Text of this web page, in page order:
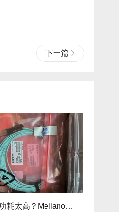
下一篇
线缆功耗太高？Mellanox线缆低功耗方案能省多少电费？